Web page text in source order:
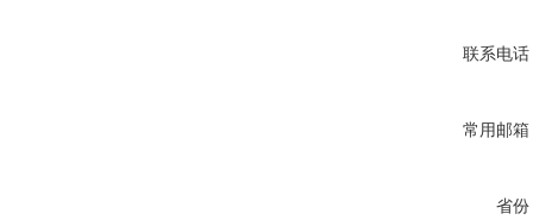
联系电话
常用邮箱
省份